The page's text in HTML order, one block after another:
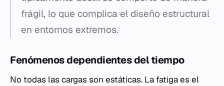
frágil, lo que complica el diseño estructural
en entornos extremos.
Fenómenos dependientes del tiempo
No todas las cargas son estáticas. La fatiga es el